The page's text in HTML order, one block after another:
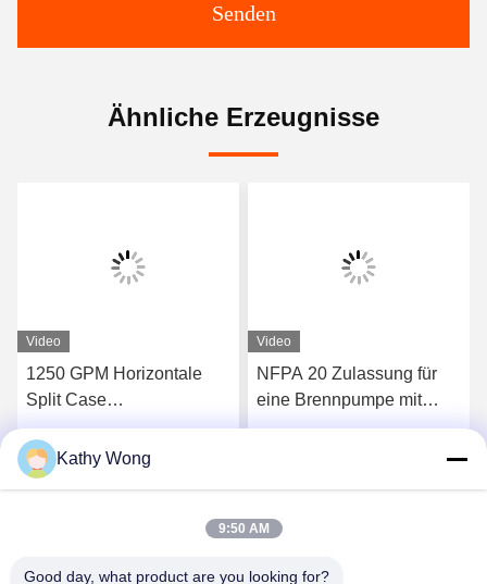
Senden
Ähnliche Erzeugnisse
Video
1250 GPM Horizontale
Split Case
Feuerpumpenmontage
EDJ Paket
Video
NFPA 20 Zulassung für
eine Brennpumpe mit
Schieberegler
Kathy Wong
9:50 AM
Good day, what product are you looking for?